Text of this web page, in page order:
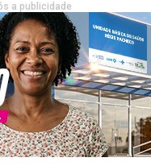
a publicidade